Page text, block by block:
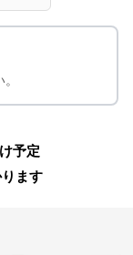
予定
ります